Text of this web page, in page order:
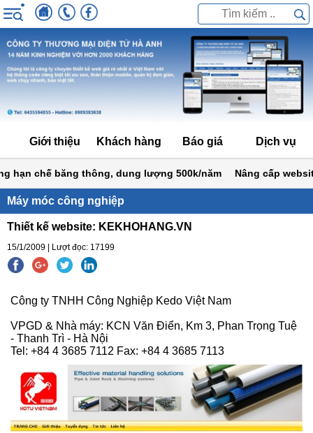
Giới thiệu Khách hàng Báo giá Dịch vụ
chế băng thông, dung lượng 500k/năm Nâng cấp
Máy móc công nghiệp
Thiết kế website: KEKHOHANG.VN
15/1/2009 | Lượt đọc: 17199
Công ty TNHH Công Nghiệp Kedo Việt Nam
VPGD & Nhà máy: KCN Văn Điển, Km 3, Phan Trọng Tuệ
- Thanh Trì - Hà Nội
Tel: +84 4 3685 7112 Fax: +84 4 3685 7113